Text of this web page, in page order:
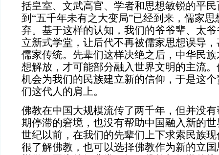
括皇室、文武高官、学者和思想敏锐的平
到“五千年未有之大变局”已经到来，儒家
弃。基于这样的认知，我们的爷爷辈、太
立新式学堂，让后代不再被儒家思想误导
儒家传统。先辈们这样决绝之后，中华民
想解放，才可能部分融入世界文明的主流
机会为我们的民族建立新的信仰，于是这
们这代人的肩上。
佛教在中国大规模流传了两千年，但并没
期停滞的窘境，也没有帮助中国融入新的
世纪以前，在我们的先辈们上下求索民族
很了解佛教，也可以选择佛教作为新的立